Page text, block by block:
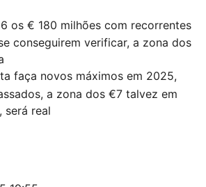
os € 180 milhões com recorrentes
conseguirem verificar, a zona dos
faça novos máximos em 2025,
a zona dos €7 talvez em
será real